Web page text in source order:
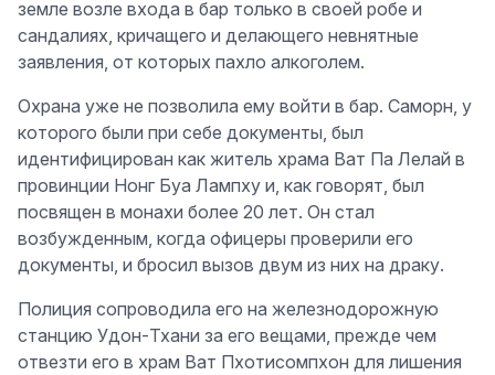
земле возле входа в бар только в своей робе и
сандалиях, кричащего и делающего невнятные
заявления, от которых пахло алкоголем.
Охрана уже не позволила ему войти в бар. Саморн, у
которого были при себе документы, был
идентифицирован как житель храма Ват Па Лелай в
провинции Нонг Буа Лампху и, как говорят, был
посвящен в монахи более 20 лет. Он стал
возбужденным, когда офицеры проверили его
документы, и бросил вызов двум из них на драку.
Полиция сопроводила его на железнодорожную
станцию Удон-Тхани за его вещами, прежде чем
отвезти его в храм Ват Пхотисомпхон для лишения